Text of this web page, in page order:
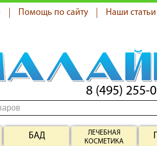
Помощь по сайту Наши статьи
8 (495) 255-
БАД
ЛЕЧЕБНАЯ
КОСМЕТИКА